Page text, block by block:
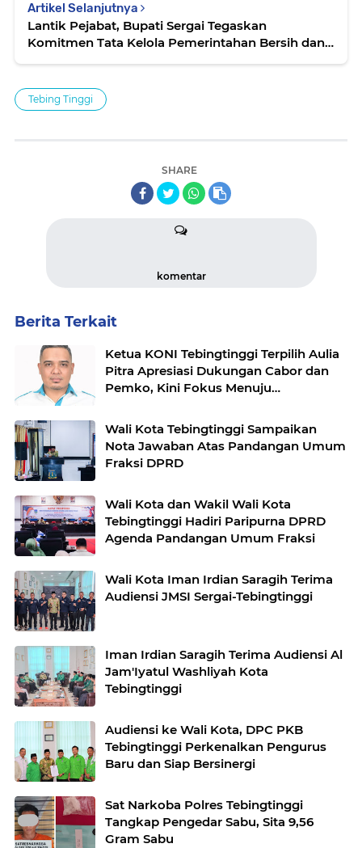
Artikel Selanjutnya
Lantik Pejabat, Bupati Sergai Tegaskan
Komitmen Tata Kelola Pemerintahan Bersih dan
Tebing Tinggi
SHARE
komentar
Berita Terkait
Ketua KONI Tebingtinggi Terpilih Aulia
Pitra Apresiasi Dukungan Cabor dan
Pemko, Kini Fokus Menuju
Wali Kota Tebingtinggi Sampaikan
Nota Jawaban Atas Pandangan Umum
Fraksi DPRD
Wali Kota dan Wakil Wali Kota
Tebingtinggi Hadiri Paripurna DPRD
Agenda Pandangan Umum Fraksi
Wali Kota Iman Irdian Saragih Terima
Audiensi JMSI Sergai-Tebingtinggi
Iman Irdian Saragih Terima Audiensi Al
Jam'Iyatul Washliyah Kota
Tebingtinggi
Audiensi ke Wali Kota, DPC PKB
Tebingtinggi Perkenalkan Pengurus
Baru dan Siap Bersinergi
Sat Narkoba Polres Tebingtinggi
Tangkap Pengedar Sabu, Sita 9,56
Gram Sabu